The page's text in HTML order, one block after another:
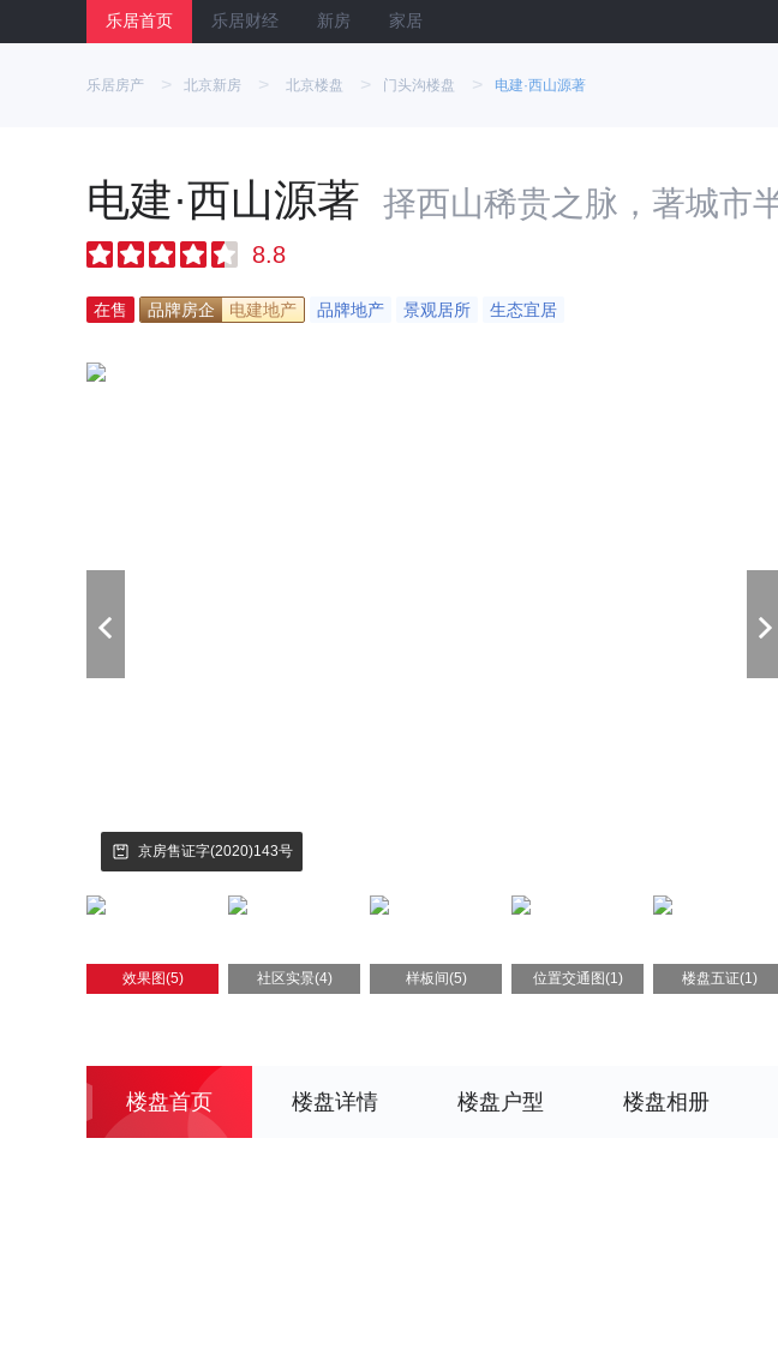
乐居首页 乐居财经 新房 家居
乐居房产 > 北京新房 > 北京楼盘 > 门头沟楼盘 > 电建·西山源著
电建·西山源著 择西山稀贵之脉，著城市
8.8
在售 品牌房企 电建地产 品牌地产 景观居所 生态宜居
京房售证字(2020)143号
效果图(5) 社区实景(4) 样板间(5) 位置交通图(1) 楼盘五证(1)
楼盘首页 楼盘详情 楼盘户型 楼盘相册